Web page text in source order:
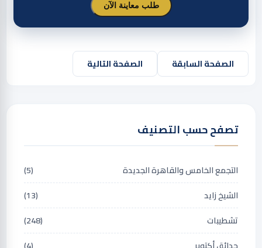
طلب معاينة الآن
الصفحة السابقة الصفحة التالية
تصفح حسب التصنيف
التجمع الخامس والقاهرة الجديدة
(5)
الشيخ زايد
(13)
تشطيبات
(248)